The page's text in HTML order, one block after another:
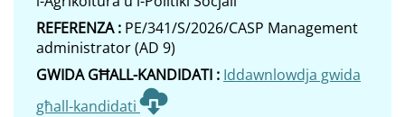
REFERENZA : PE/341/S/2026/CASP Management
administrator (AD 9)
GWIDA GĦALL-KANDIDATI : Iddawnlowdja gwida
għall-kandidati